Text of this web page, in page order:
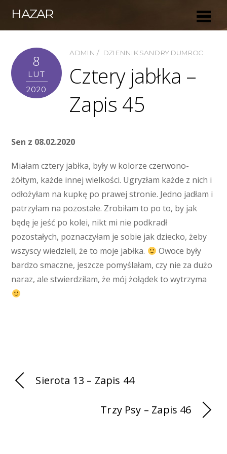
HAZAR
8
LUT
2020
ADMIN DZIENNIK SANDRY DUMROC
Cztery jabłka –
Zapis 45
Sen z 08.02.2020
Miałam cztery jabłka, były w kolorze czerwono-
żółtym, każde innej wielkości. Ugryzłam każde z nich i
odłożyłam na kupkę po prawej stronie. Jedno jadłam i
patrzyłam na pozostałe. Zrobiłam to po to, by jak
będę je jeść po kolei, nikt mi nie podkradł
pozostałych, poznaczyłam je sobie jak dziecko, żeby
wszyscy wiedzieli, że to moje jabłka.
Owoce były
bardzo smaczne, jeszcze pomyślałam, czy nie za dużo
naraz, ale stwierdziłam, że mój żołądek to wytrzyma
Sierota 13 – Zapis 44
Trzy Psy – Zapis 46